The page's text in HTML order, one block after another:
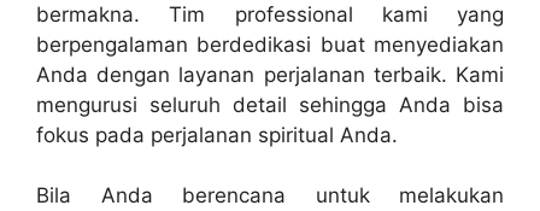
bermakna. Tim professional kami yang
berpengalaman berdedikasi buat menyediakan
Anda dengan layanan perjalanan terbaik. Kami
mengurusi seluruh detail sehingga Anda bisa
fokus pada perjalanan spiritual Anda.
Bila Anda berencana untuk melakukan